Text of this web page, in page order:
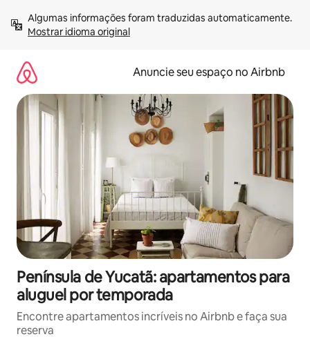
para
Mostrar idioma original
Anuncie seu espaço no Airbnb
Península de Yucatã: apartamentos para
aluguel por temporada
Encontre apartamentos incríveis no Airbnb e faça sua
reserva